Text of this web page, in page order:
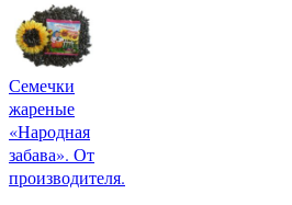
Семечки
жареные
«Народная
забава». От
производителя.